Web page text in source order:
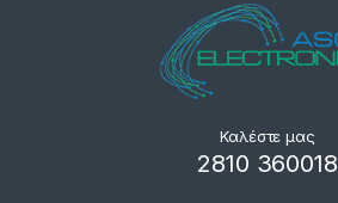
Καλέστε μας
2810 360018